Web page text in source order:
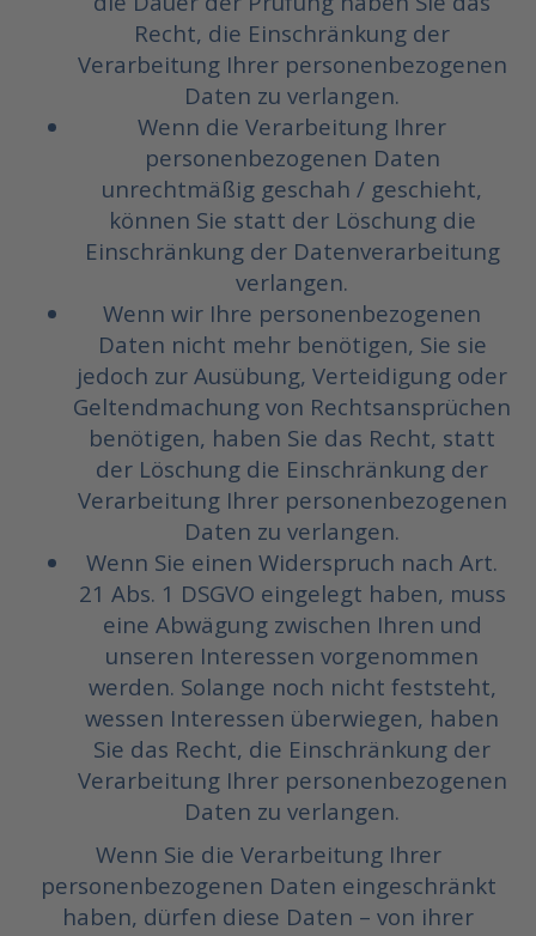
Recht, die Einschränkung der
Verarbeitung Ihrer personenbezogenen
Daten zu verlangen.
Wenn die Verarbeitung Ihrer
personenbezogenen Daten
unrechtmäßig geschah / geschieht,
können Sie statt der Löschung die
Einschränkung der Datenverarbeitung
verlangen.
Wenn wir Ihre personenbezogenen
Daten nicht mehr benötigen, Sie sie
jedoch zur Ausübung, Verteidigung oder
Geltendmachung von Rechtsansprüchen
benötigen, haben Sie das Recht, statt
der Löschung die Einschränkung der
Verarbeitung Ihrer personenbezogenen
Daten zu verlangen.
Wenn Sie einen Widerspruch nach Art.
21 Abs. 1 DSGVO eingelegt haben, muss
eine Abwägung zwischen Ihren und
unseren Interessen vorgenommen
werden. Solange noch nicht feststeht,
wessen Interessen überwiegen, haben
Sie das Recht, die Einschränkung der
Verarbeitung Ihrer personenbezogenen
Daten zu verlangen.
Wenn Sie die Verarbeitung Ihrer
personenbezogenen Daten eingeschränkt
haben, dürfen diese Daten – von ihrer